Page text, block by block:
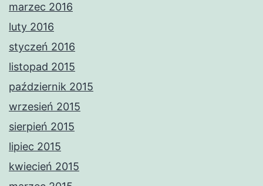
marzec 2016
luty 2016
styczeń 2016
listopad 2015
październik 2015
wrzesień 2015
sierpień 2015
lipiec 2015
kwiecień 2015